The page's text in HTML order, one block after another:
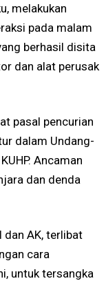
melakukan
pada malam
berhasil disita
dan alat perusak
pasal pencurian
dalam Undang-
Ancaman
dan denda
dan AK, terlibat
cara
untuk tersangka